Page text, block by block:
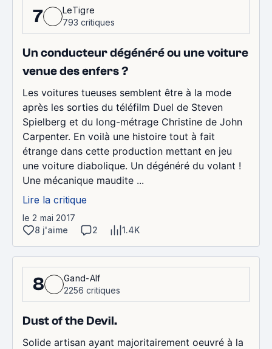
7
LeTigre
793 critiques
Un conducteur dégénéré ou une voiture
venue des enfers ?
Les voitures tueuses semblent être à la mode
après les sorties du téléfilm Duel de Steven
Spielberg et du long-métrage Christine de John
Carpenter. En voilà une histoire tout à fait
étrange dans cette production mettant en jeu
une voiture diabolique. Un dégénéré du volant !
Une mécanique maudite ...
Lire la critique
le 2 mai 2017
8 j'aime
2 1.4K
8
Gand-Alf
2256 critiques
Dust of the Devil.
Solide artisan ayant majoritairement oeuvré à la